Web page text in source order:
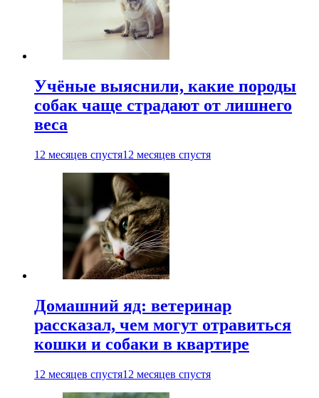
Учёные выяснили, какие породы
собак чаще страдают от лишнего
веса
12 месяцев спустя12 месяцев спустя
Домашний яд: ветеринар
рассказал, чем могут отравиться
кошки и собаки в квартире
12 месяцев спустя12 месяцев спустя